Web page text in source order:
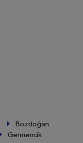
Bozdoğan
Germencik